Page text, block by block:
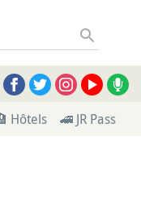
Hôtels 🚄 JR Pass